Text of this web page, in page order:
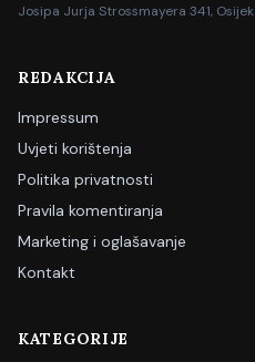
Josipa Jurja Strossmayera 341, Osijek
REDAKCIJA
Impressum
Uvjeti korištenja
Politika privatnosti
Pravila komentiranja
Marketing i oglašavanje
Kontakt
KATEGORIJE